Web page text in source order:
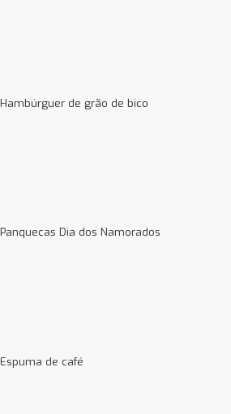
Hambúrguer de grão de bico
Panquecas Dia dos Namorados
Espuma de café